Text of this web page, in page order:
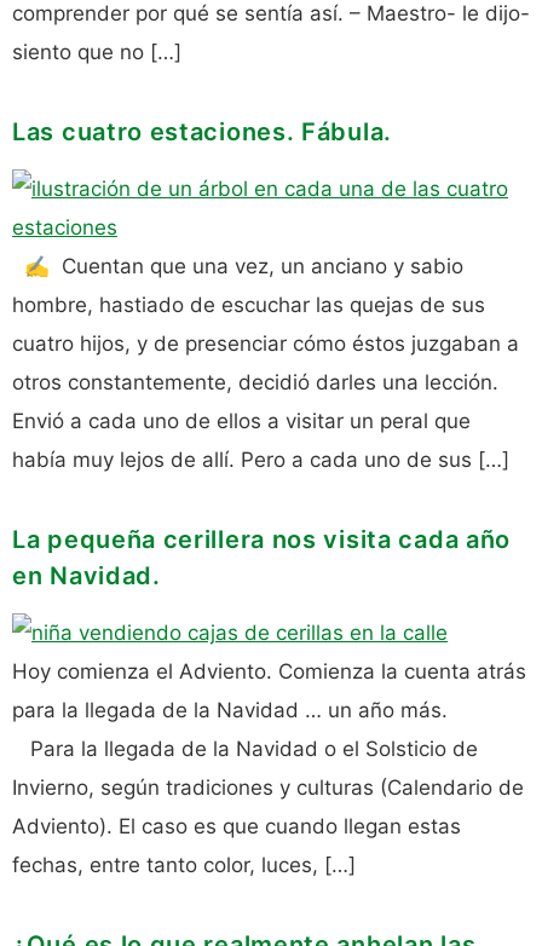
comprender por qué se sentía así. – Maestro- le dijo-
siento que no […]
Las cuatro estaciones. Fábula.
✍️ Cuentan que una vez, un anciano y sabio
hombre, hastiado de escuchar las quejas de sus
cuatro hijos, y de presenciar cómo éstos juzgaban a
otros constantemente, decidió darles una lección.
Envió a cada uno de ellos a visitar un peral que
había muy lejos de allí. Pero a cada uno de sus […]
La pequeña cerillera nos visita cada año
en Navidad.
Hoy comienza el Adviento. Comienza la cuenta atrás
para la llegada de la Navidad … un año más.
Para la llegada de la Navidad o el Solsticio de
Invierno, según tradiciones y culturas (Calendario de
Adviento). El caso es que cuando llegan estas
fechas, entre tanto color, luces, […]